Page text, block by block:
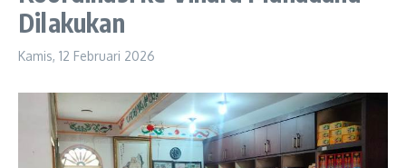
Dilakukan
Kamis, 12 Februari 2026